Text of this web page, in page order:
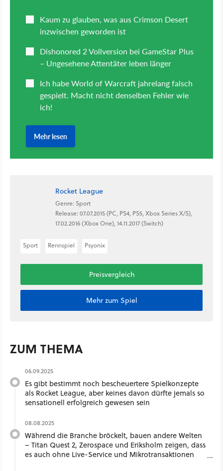
Rocket League
Genre: Sport
Release: 07.07.2015 (PC, PS4, PS5, Xbox Series X/S),
17.02.2016 (Xbox One), 14.11.2017 (Switch)
Sport Rennspiel Psyonix
Preisvergleich
Mehr zum Spiel
ZUM THEMA
06.09.2025
Es gibt bestimmt noch bescheuertere Spielkonzepte
als Rocket League, aber keines davon dürfte jemals so
sensationell erfolgreich gewesen sein
08.08.2025
Während die Branche bröckelt, bauen andere Welten
– Titan Quest 2, Zerospace und Eriksholm zeigen, dass
es auch ohne Live-Service und Mikrotransaktionen